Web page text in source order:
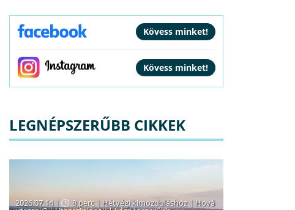
LEGNÉPSZERŰBB CIKKEK
2026.07.14 | 8 perc| Hétvégi kimozduláshoz| Hová